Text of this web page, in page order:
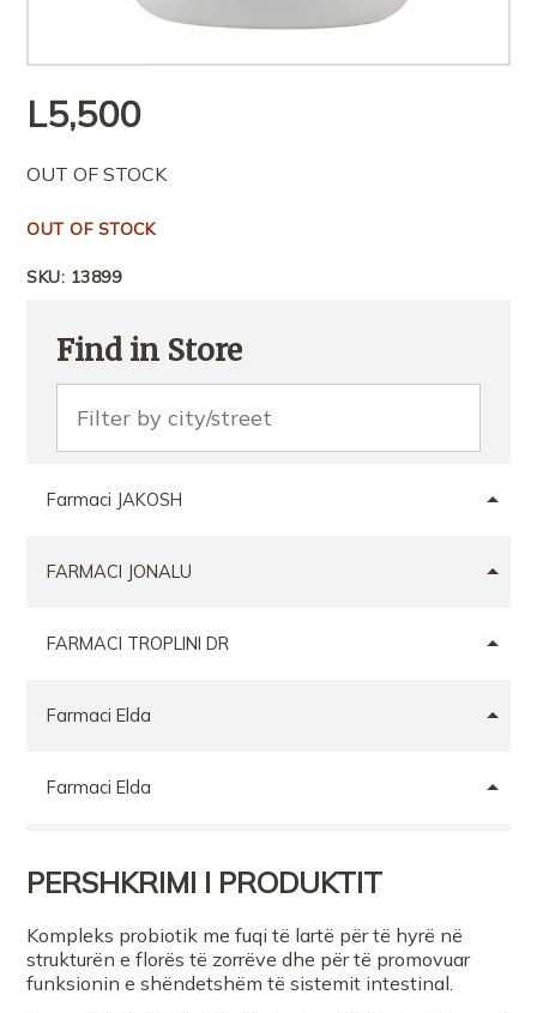
L5,500
OUT OF STOCK
OUT OF STOCK
SKU: 13899
Find in Store
Farmaci JAKOSH
FARMACI JONALU
FARMACI TROPLINI DR
Farmaci Elda
Farmaci Elda
PERSHKRIMI I PRODUKTIT
Kompleks probiotik me fuqi të lartë për të hyrë në
strukturën e florës të zorrëve dhe për të promovuar
funksionin e shëndetshëm të sistemit intestinal.